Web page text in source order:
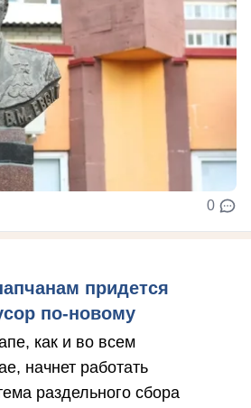
0
придется
по-новому
как и во всем
начнет работать
раздельного сбора